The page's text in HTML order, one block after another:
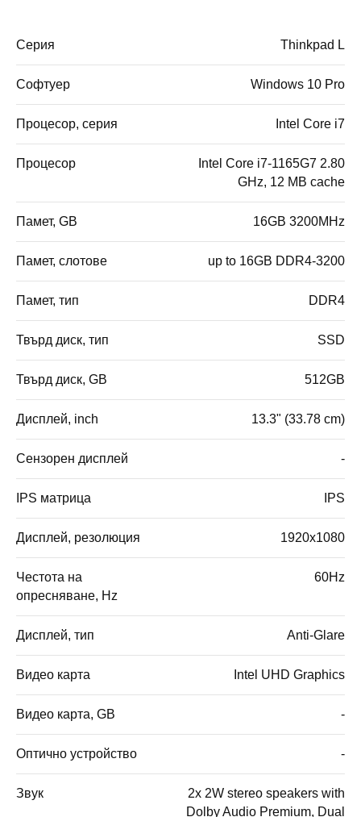
Серия Thinkpad L
Софтуер Windows 10 Pro
Процесор, серия Intel Core i7
Процесор
Intel Core i7-1165G7 2.80
GHz, 12 MB cache
Памет, GB 16GB 3200MHz
Памет, слотове up to 16GB DDR4-3200
Памет, тип DDR4
Твърд диск, тип SSD
Твърд диск, GB 512GB
Дисплей, inch 13.3" (33.78 cm)
Сензорен дисплей -
IPS матрица IPS
Дисплей, резолюция 1920x1080
Честота на
опресняване, Hz
60Hz
Дисплей, тип Anti-Glare
Видео карта Intel UHD Graphics
Видео карта, GB -
Оптично устройство -
Звук
2x 2W stereo speakers with
Dolby Audio Premium, Dual